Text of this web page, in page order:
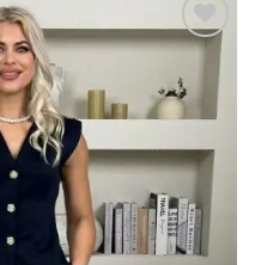
Mėgstamiausias